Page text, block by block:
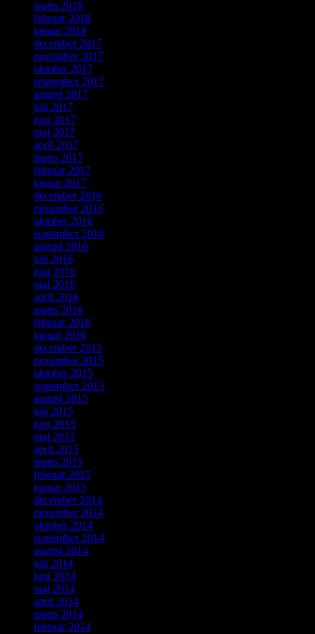
marts 2018
februar 2018
januar 2018
december 2017
november 2017
oktober 2017
september 2017
august 2017
juli 2017
juni 2017
maj 2017
april 2017
marts 2017
februar 2017
januar 2017
december 2016
november 2016
oktober 2016
september 2016
august 2016
juli 2016
juni 2016
maj 2016
april 2016
marts 2016
februar 2016
januar 2016
december 2015
november 2015
oktober 2015
september 2015
august 2015
juli 2015
juni 2015
maj 2015
april 2015
marts 2015
februar 2015
januar 2015
december 2014
november 2014
oktober 2014
september 2014
august 2014
juli 2014
juni 2014
maj 2014
april 2014
marts 2014
februar 2014